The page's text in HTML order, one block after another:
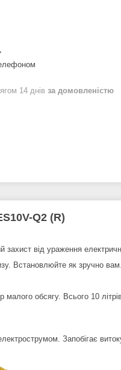
14 днів за домовленістю
Q2 (R)
захист від ураження
Встановлюйте як зручно вам.
обсягу. Всього 10
Запобігає